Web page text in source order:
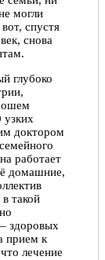
могли
спустя
снова
глубоко
узких
доктором
работает
домашние,
такой
здоровых
прием к
лечение